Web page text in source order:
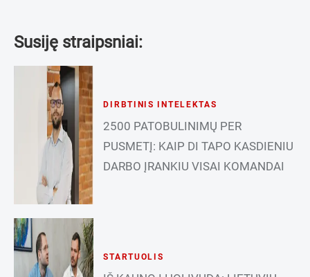
Susiję straipsniai:
DIRBTINIS INTELEKTAS
2500 PATOBULINIMŲ PER
PUSMETĮ: KAIP DI TAPO KASDIENIU
DARBO ĮRANKIU VISAI KOMANDAI
STARTUOLIS